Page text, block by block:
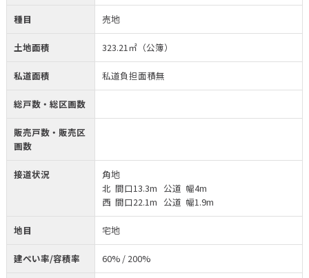
種目 売地
土地面積 323.21㎡（公簿）
私道面積 私道負担面積無
総戸数・総区画数
販売戸数・販売区
画数
接道状況
角地
北 間口13.3m 公道 幅4m
西 間口22.1m 公道 幅1.9m
地目 宅地
建ぺい率/容積率 60% / 200%